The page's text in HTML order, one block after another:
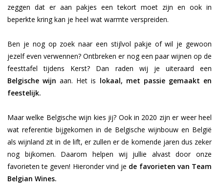
zeggen dat er aan pakjes een tekort moet zijn en ook in
beperkte kring kan je heel wat warmte verspreiden.
Ben je nog op zoek naar een stijlvol pakje of wil je gewoon
jezelf even verwennen? Ontbreken er nog een paar wijnen op de
feesttafel tijdens Kerst? Dan raden wij je uiteraard een
Belgische wijn aan. Het is lokaal, met passie gemaakt en
feestelijk.
Maar welke Belgische wijn kies jij? Ook in 2020 zijn er weer heel
wat referentie bijgekomen in de Belgische wijnbouw en België
als wijnland zit in de lift, er zullen er de komende jaren dus zeker
nog bijkomen. Daarom helpen wij jullie alvast door onze
favorieten te geven! Hieronder vind je de favorieten van Team
Belgian Wines.